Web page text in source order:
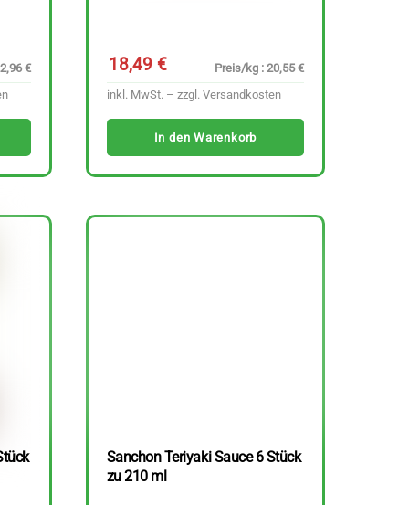
€
18,49€
Preis/kg : 20,55 €
inkl. MwSt. – zzgl. Versandkosten
In den Warenkorb
Sanchon Teriyaki Sauce 6 Stück
zu 210 ml